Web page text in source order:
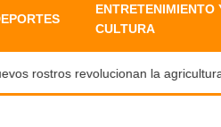
ENTRETENIMIENTO
CULTURA
rostros revolucionan la agricultura